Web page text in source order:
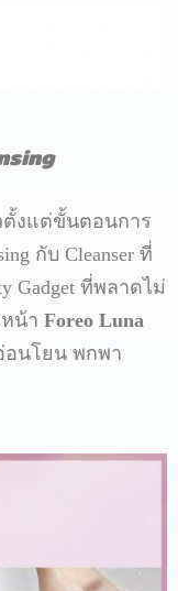
ตั้งแต่ขั้นตอนการ
กับ Cleanser ที่
Gadget ที่พลาดไม่
น้า Foreo Luna
อนโยน พกพา